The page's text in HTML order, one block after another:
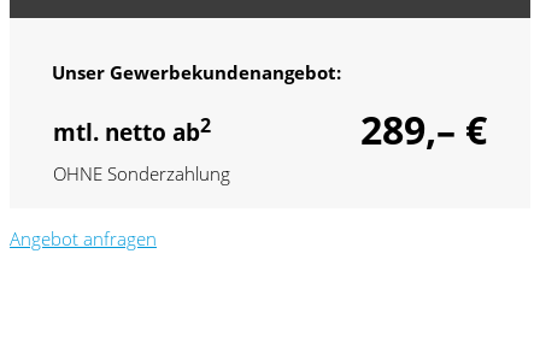
Unser Gewerbekundenangebot:
mtl. netto ab2 289,– €
OHNE Sonderzahlung
Angebot anfragen